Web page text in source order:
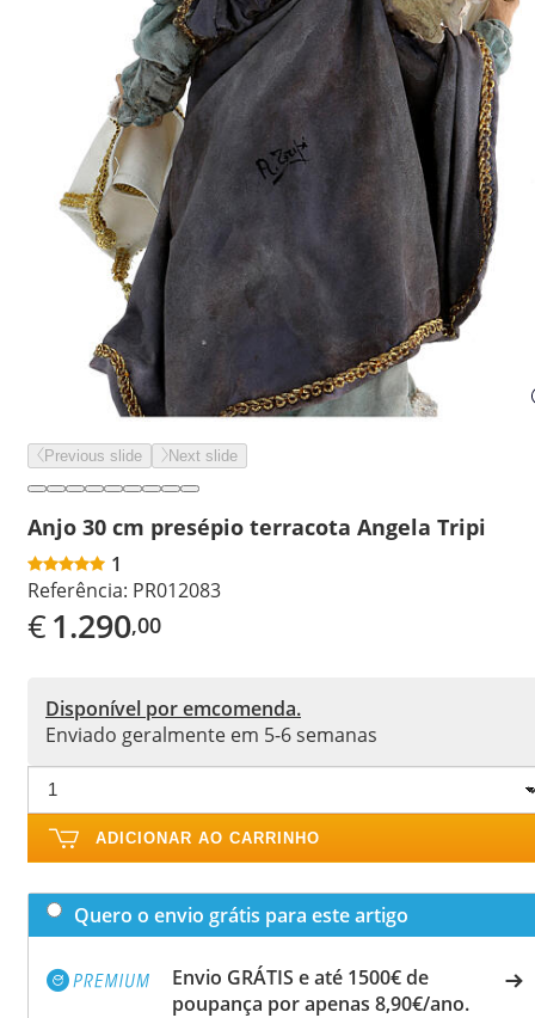
Previous slide Next slide
Anjo 30 cm presépio terracota Angela Tripi
1
Referência: PR012083
€1.290,00
Disponível por emcomenda.
Enviado geralmente em 5-6 semanas
ADICIONAR AO CARRINHO
Quero o envio grátis para este artigo
Envio GRÁTIS e até 1500€ de
poupança por apenas 8,90€/ano.